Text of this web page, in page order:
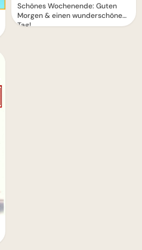
Schönes Wochenende: Guten
Morgen & einen wunderschönen
Tag!